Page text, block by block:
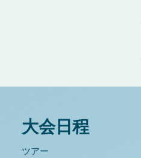
大会日程
ツアー